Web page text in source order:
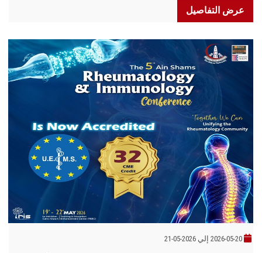
عرض التفاصيل
2026-05-20 إلي 2026-05-21